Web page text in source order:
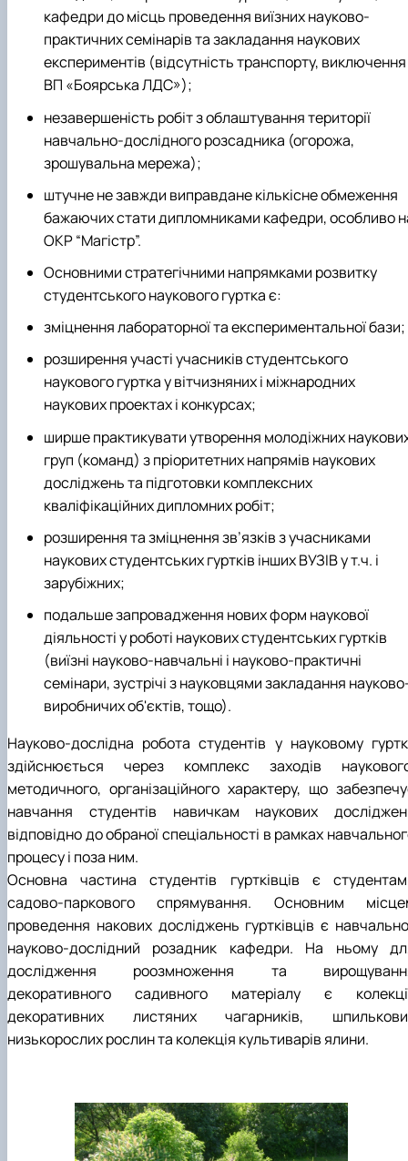
кафедри до місць проведення виїзних науково-
практичних семінарів та закладання наукових
експериментів (відсутність транспорту, виключення
ВП «Боярська ЛДС»);
незавершеність робіт з облаштування території
навчально-дослідного розсадника (огорожа,
зрошувальна мережа);
штучне не завжди виправдане кількісне обмеження
бажаючих стати дипломниками кафедри, особливо
ОКР “Магістр”.
Основними стратегічними напрямками розвитку
студентського наукового гуртка є:
зміцнення лабораторної та експериментальної бази;
розширення участі учасників студентського
наукового гуртка у вітчизняних і міжнародних
наукових проектах і конкурсах;
ширше практикувати утворення молодіжних
груп (команд) з пріоритетних напрямів наукових
досліджень та підготовки комплексних
кваліфікаційних дипломних робіт;
розширення та зміцнення зв’язків з учасниками
наукових студентських гуртків інших ВУЗІВ у т.ч. і
зарубіжних;
подальше запровадження нових форм наукової
діяльності у роботі наукових студентських гуртків
(виїзні науково-навчальні і науково-практичні
семінари, зустрічі з науковцями закладання
виробничих об'єктів, тощо).
Науково-дослідна робота студентів у науковому
здійснюється через комплекс заходів
методичного, організаційного характеру, що
навчання студентів навичкам наукових
відповідно до обраної спеціальності в рамках
процесу і поза ним.
Основна частина студентів гуртківців є
садово-паркового спрямування. Основним
проведення накових досліджень гуртківців є
науково-дослідний розадник кафедри. На ньому
дослідження роозмноження та
декоративного садивного матеріалу є
декоративних листяних чагарників,
низькорослих рослин та колекція культиварів ялини.